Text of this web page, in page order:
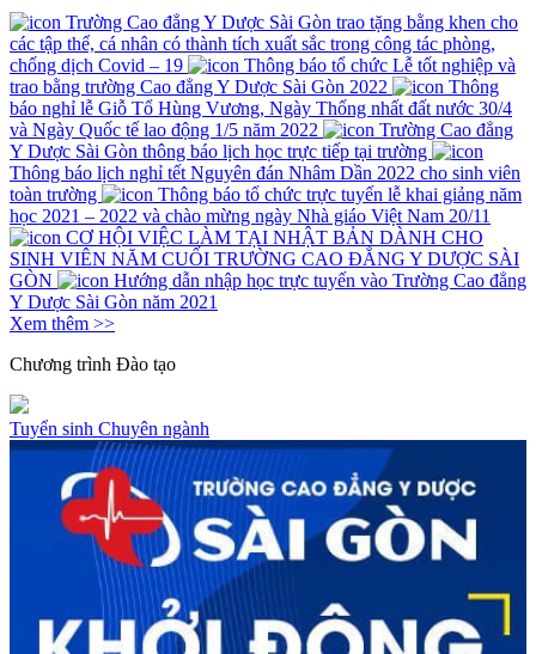
Trường Cao đẳng Y Dược Sài Gòn trao tặng bằng khen cho
các tập thể, cá nhân có thành tích xuất sắc trong công tác phòng,
chống dịch Covid – 19
Thông báo tổ chức Lễ tốt nghiệp và
trao bằng trường Cao đẳng Y Dược Sài Gòn 2022
Thông
báo nghỉ lễ Giỗ Tổ Hùng Vương, Ngày Thống nhất đất nước 30/4
và Ngày Quốc tế lao động 1/5 năm 2022
Trường Cao đẳng
Y Dược Sài Gòn thông báo lịch học trực tiếp tại trường
Thông báo lịch nghỉ tết Nguyên đán Nhâm Dần 2022 cho sinh viên
toàn trường
Thông báo tổ chức trực tuyến lễ khai giảng năm
học 2021 – 2022 và chào mừng ngày Nhà giáo Việt Nam 20/11
CƠ HỘI VIỆC LÀM TẠI NHẬT BẢN DÀNH CHO
SINH VIÊN NĂM CUỐI TRƯỜNG CAO ĐẲNG Y DƯỢC SÀI
GÒN
Hướng dẫn nhập học trực tuyến vào Trường Cao đẳng
Y Dược Sài Gòn năm 2021
Xem thêm >>
Chương trình Đào tạo
Tuyển sinh Chuyên ngành